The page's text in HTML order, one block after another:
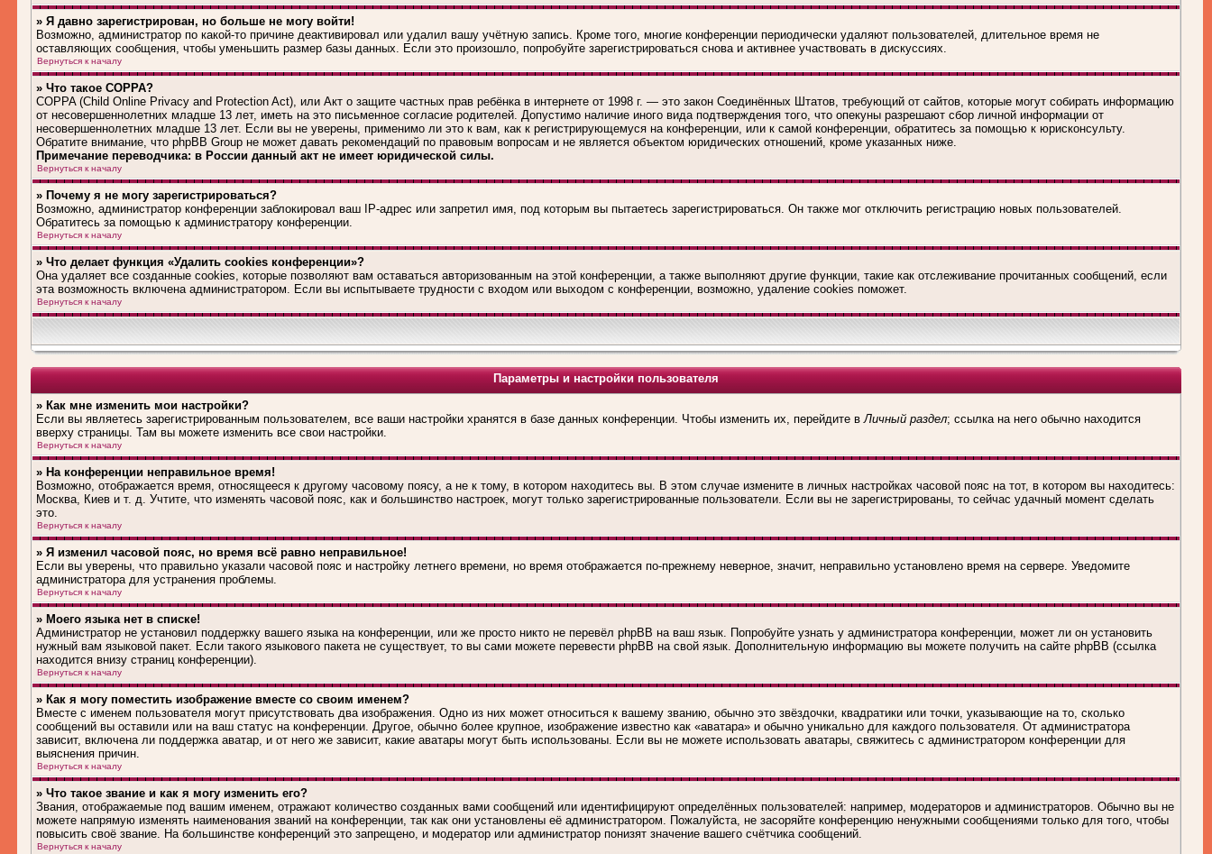
» Я давно зарегистрирован, но больше не могу войти!
Возможно, администратор по какой-то причине деактивировал или удалил вашу учётную запись. Кроме того, многие конференции периодически удаляют пользователей, длительное время не
оставляющих сообщения, чтобы уменьшить размер базы данных. Если это произошло, попробуйте зарегистрироваться снова и активнее участвовать в дискуссиях.
Вернуться к началу
» Что такое COPPA?
COPPA (Child Online Privacy and Protection Act), или Акт о защите частных прав ребёнка в интернете от 1998 г. — это закон Соединённых Штатов, требующий от сайтов, которые могут собирать информацию
от несовершеннолетних младше 13 лет, иметь на это письменное согласие родителей. Допустимо наличие иного вида подтверждения того, что опекуны разрешают сбор личной информации от
несовершеннолетних младше 13 лет. Если вы не уверены, применимо ли это к вам, как к регистрирующемуся на конференции, или к самой конференции, обратитесь за помощью к юрисконсульту.
Обратите внимание, что phpBB Group не может давать рекомендаций по правовым вопросам и не является объектом юридических отношений, кроме указанных ниже.
Примечание переводчика: в России данный акт не имеет юридической силы.
Вернуться к началу
» Почему я не могу зарегистрироваться?
Возможно, администратор конференции заблокировал ваш IP-адрес или запретил имя, под которым вы пытаетесь зарегистрироваться. Он также мог отключить регистрацию новых пользователей.
Обратитесь за помощью к администратору конференции.
Вернуться к началу
» Что делает функция «Удалить cookies конференции»?
Она удаляет все созданные cookies, которые позволяют вам оставаться авторизованным на этой конференции, а также выполняют другие функции, такие как отслеживание прочитанных сообщений, если
эта возможность включена администратором. Если вы испытываете трудности с входом или выходом с конференции, возможно, удаление cookies поможет.
Вернуться к началу
Параметры и настройки пользователя
» Как мне изменить мои настройки?
Если вы являетесь зарегистрированным пользователем, все ваши настройки хранятся в базе данных конференции. Чтобы изменить их, перейдите вЛичный раздел; ссылка на него обычно находится
вверху страницы. Там вы можете изменить все свои настройки.
Вернуться к началу
» На конференции неправильное время!
Возможно, отображается время, относящееся к другому часовому поясу, а не к тому, в котором находитесь вы. В этом случае измените в личных настройках часовой пояс на тот, в котором вы находитесь:
Москва, Киев и т. д. Учтите, что изменять часовой пояс, как и большинство настроек, могут только зарегистрированные пользователи. Если вы не зарегистрированы, то сейчас удачный момент сделать
это.
Вернуться к началу
» Я изменил часовой пояс, но время всё равно неправильное!
Если вы уверены, что правильно указали часовой пояс и настройку летнего времени, но время отображается по-прежнему неверное, значит, неправильно установлено время на сервере. Уведомите
администратора для устранения проблемы.
Вернуться к началу
» Моего языка нет в списке!
Администратор не установил поддержку вашего языка на конференции, или же просто никто не перевёл phpBB на ваш язык. Попробуйте узнать у администратора конференции, может ли он установить
нужный вам языковой пакет. Если такого языкового пакета не существует, то вы сами можете перевести phpBB на свой язык. Дополнительную информацию вы можете получить на сайте phpBB (ссылка
находится внизу страниц конференции).
Вернуться к началу
» Как я могу поместить изображение вместе со своим именем?
Вместе с именем пользователя могут присутствовать два изображения. Одно из них может относиться к вашему званию, обычно это звёздочки, квадратики или точки, указывающие на то, сколько
сообщений вы оставили или на ваш статус на конференции. Другое, обычно более крупное, изображение известно как «аватара» и обычно уникально для каждого пользователя. От администратора
зависит, включена ли поддержка аватар, и от него же зависит, какие аватары могут быть использованы. Если вы не можете использовать аватары, свяжитесь с администратором конференции для
выяснения причин.
Вернуться к началу
» Что такое звание и как я могу изменить его?
Звания, отображаемые под вашим именем, отражают количество созданных вами сообщений или идентифицируют определённых пользователей: например, модераторов и администраторов. Обычно вы не
можете напрямую изменять наименования званий на конференции, так как они установлены её администратором. Пожалуйста, не засоряйте конференцию ненужными сообщениями только для того, чтобы
повысить своё звание. На большинстве конференций это запрещено, и модератор или администратор понизят значение вашего счётчика сообщений.
Вернуться к началу